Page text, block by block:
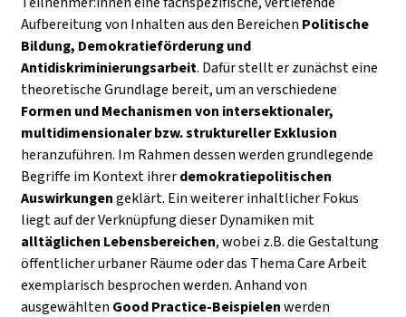
Aufbereitung von Inhalten aus den Bereichen Politische
Bildung, Demokratieförderung und
Antidiskriminierungsarbeit. Dafür stellt er zunächst eine
theoretische Grundlage bereit, um an verschiedene
Formen und Mechanismen von intersektionaler,
multidimensionaler bzw. struktureller Exklusion
heranzuführen. Im Rahmen dessen werden grundlegende
Begriffe im Kontext ihrerdemokratiepolitischen
Auswirkungengeklärt. Ein weiterer inhaltlicher Fokus
liegt auf der Verknüpfung dieser Dynamiken mit
alltäglichen Lebensbereichen, wobei z.B. die Gestaltung
öffentlicher urbaner Räume oder das Thema Care Arbeit
exemplarisch besprochen werden. Anhand von
ausgewählten Good Practice-Beispielenwerden